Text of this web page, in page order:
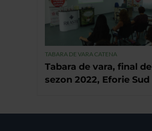
TABARA DE VARA CATENA
Tabara de vara, final de
sezon 2022, Eforie Sud